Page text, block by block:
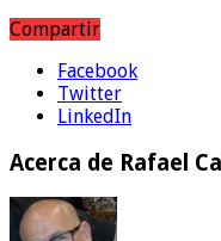
Compartir
Facebook
Twitter
LinkedIn
Acerca de Rafael